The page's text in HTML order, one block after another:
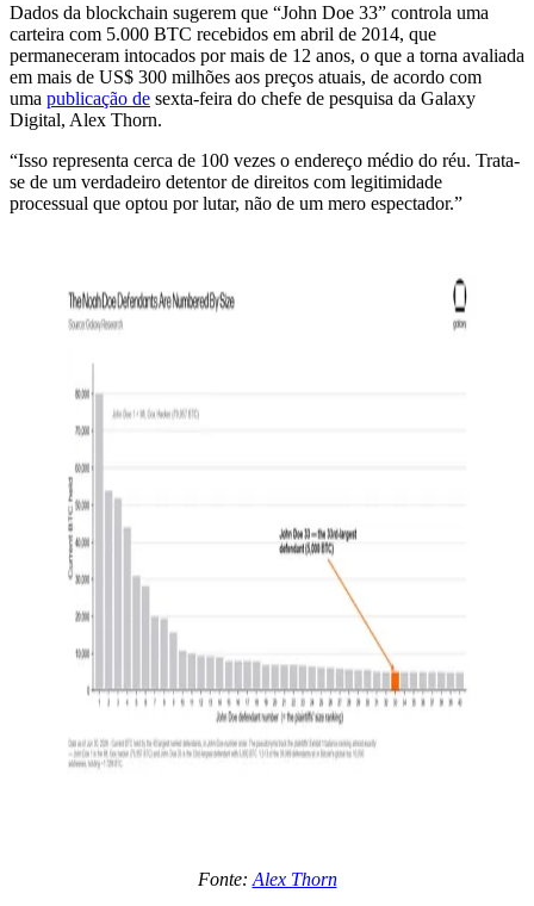
Dados da blockchain sugerem que “John Doe 33” controla uma
carteira com 5.000 BTC recebidos em abril de 2014, que
permaneceram intocados por mais de 12 anos, o que a torna avaliada
em mais de US$ 300 milhões aos preços atuais, de acordo com
uma publicação de sexta-feira do chefe de pesquisa da Galaxy
Digital, Alex Thorn.
“Isso representa cerca de 100 vezes o endereço médio do réu. Trata-
se de um verdadeiro detentor de direitos com legitimidade
processual que optou por lutar, não de um mero espectador.”
Fonte: Alex Thorn